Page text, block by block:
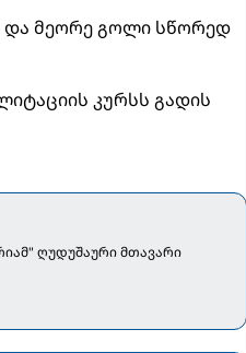
და მეორე გოლი სწორედ
კურსს გადის
ღუდუშაური მთავარი